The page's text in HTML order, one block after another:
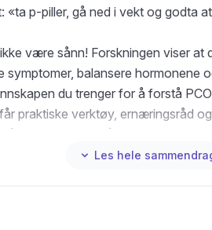
«ta p-piller, gå ned i vekt og godta
være sånn! Forskningen viser at
symptomer, balansere hormonene
du trenger for å forstå
praktiske verktøy, ernæringsråd
Les hele